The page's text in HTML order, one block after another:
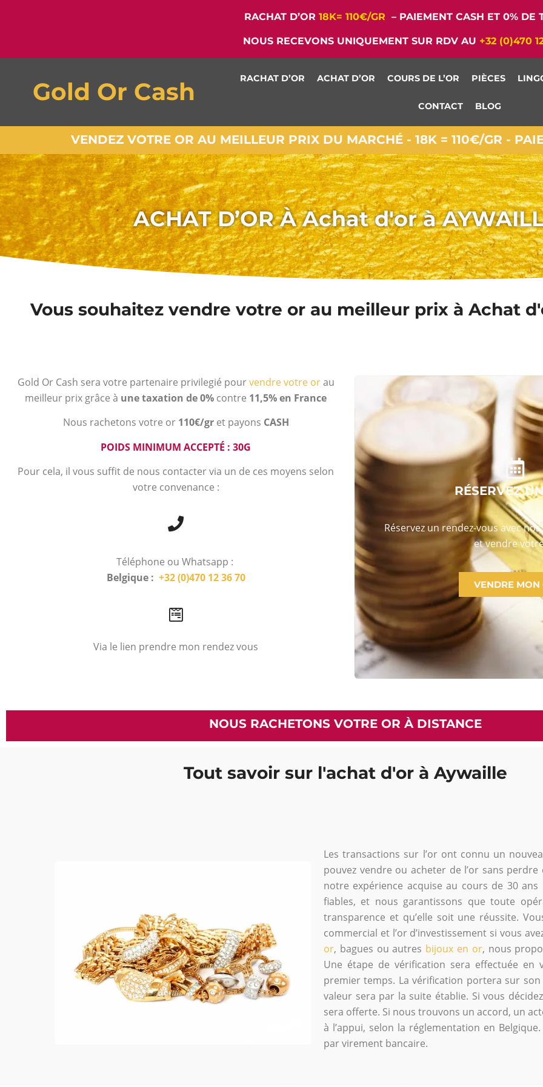
RACHAT D’OR 18K= 110€/GR – PAIEMENT CASH ET 0% DE
NOUS RECEVONS UNIQUEMENT SUR RDV AU +32 (0)470
Gold Or Cash RACHAT D’OR ACHAT D’OR COURS DE L’OR PIÈCES
CONTACT BLOG
VENDEZ VOTRE OR AU MEILLEUR PRIX DU MARCHÉ - 18K = 110€/GR -
ACHAT D’OR À Achat d'or à
Vous souhaitez vendre votre or au meilleur prix à Achat
Gold Or Cash sera votre partenaire privilegié pourvendre votre orau
meilleur prix grâce à une taxation de 0% contre 11,5% en France
Nous rachetons votre or 110€/gr et payons CASH
POIDS MINIMUM ACCEPTÉ : 30G
Pour cela, il vous suffit de nous contacter via un de ces moyens selon
votre convenance :
Téléphone ou Whatsapp :
Belgique : +32 (0)470 12 36 70
Via le lien prendre mon rendez vous
RÉSERVEZ
Réservez un rendez-vous avec
et vendre
VENDRE MON
NOUS RACHETONS VOTRE OR À DISTANCE
Tout savoir sur l'achat d'or à Aywaille
Les transactions sur l’or ont connu un
pouvez vendre ou acheter de l’or sans
notre expérience acquise au cours de 30
fiables, et nous garantissons que toute
transparence et qu’elle soit une réussite.
commercial et l’or d’investissement si vous
or, bagues ou autres bijoux en or, nous
Une étape de vérification sera effectuée
premier temps. La vérification portera sur
valeur sera par la suite établie. Si vous
sera offerte. Si nous trouvons un accord, un
à l’appui, selon la réglementation en
par virement bancaire.